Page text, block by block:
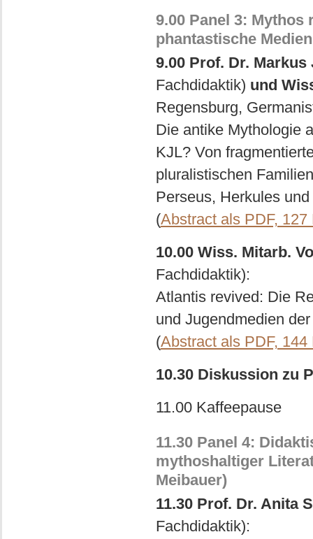
9.00 Panel 3:
phantastische
9.00 Prof. Dr. Markus
Fachdidaktik) und
Regensburg,
Die antike Mythologie
KJL? Von
pluralistischen
Perseus, Herkules
(Abstract als PDF, 127
10.00 Wiss. Mitarb.
Fachdidaktik):
Atlantis revived: Die
und Jugendmedien
(Abstract als PDF, 144
10.30 Diskussion zu
11.00 Kaffeepause
11.30 Panel 4:
mythoshaltiger
Meibauer)
11.30 Prof. Dr. Anita
Fachdidaktik):